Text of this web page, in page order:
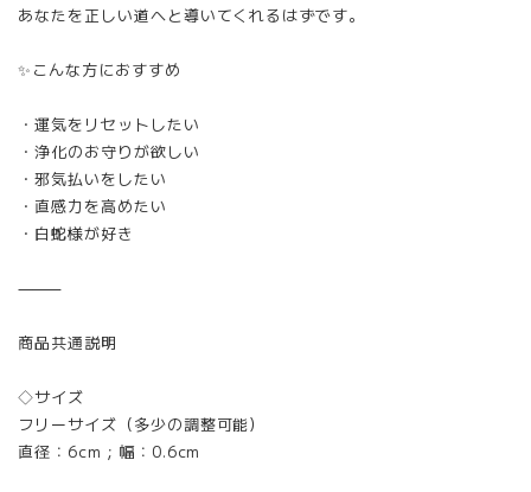
あなたを正しい道へと導いてくれるはずです。
✨こんな方におすすめ
・運気をリセットしたい
・浄化のお守りが欲しい
・邪気払いをしたい
・直感力を高めたい
・白蛇様が好き
⸻
商品共通説明
◇サイズ
フリーサイズ（多少の調整可能）
直径：6cm；幅：0.6cm